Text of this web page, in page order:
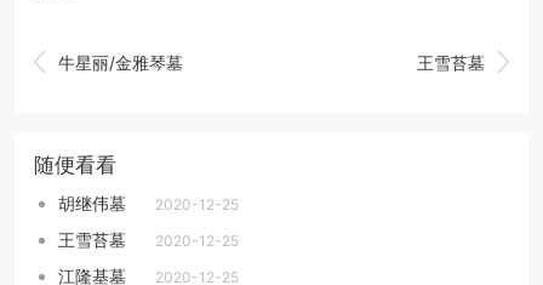
 牛星丽/金雅琴墓 
王雪苔墓
随便看看
胡继伟墓 2020-12-25
王雪苔墓 2020-12-25
江隆基墓 2020-12-25